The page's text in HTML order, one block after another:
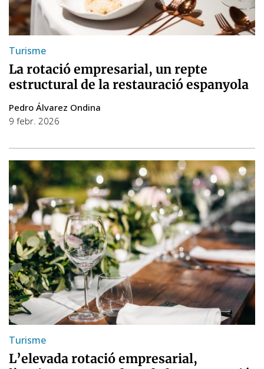
Turisme
La rotació empresarial, un repte
estructural de la restauració espanyola
Pedro Álvarez Ondina
9 febr. 2026
Turisme
L’elevada rotació empresarial,